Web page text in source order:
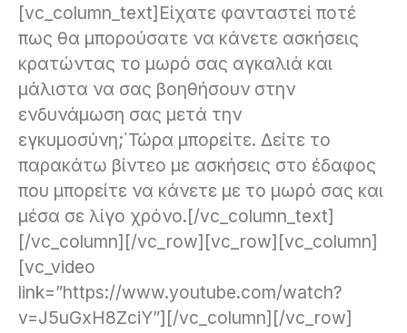
[vc_column_text]Είχατε φανταστεί ποτέ
πως θα μπορούσατε να κάνετε ασκήσεις
κρατώντας το μωρό σας αγκαλιά και
μάλιστα να σας βοηθήσουν στην
ενδυνάμωση σας μετά την
εγκυμοσύνη;΄Τώρα μπορείτε. Δείτε το
παρακάτω βίντεο με ασκήσεις στο έδαφος
που μπορείτε να κάνετε με το μωρό σας και
μέσα σε λίγο χρόνο.[/vc_column_text]
[/vc_column][/vc_row][vc_row][vc_column]
[vc_video
link=”https://www.youtube.com/watch?
v=J5uGxH8ZciY”][/vc_column][/vc_row]